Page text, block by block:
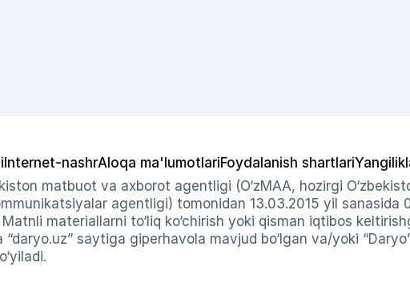
Internet-nashrAloqa ma'lumotlariFoydalanish shartlari
matbuot va axborot agentligi (O‘zMAA, hozirgi
agentligi) tomonidan 13.03.2015 yil
materiallarni to‘liq ko‘chirish yoki qisman iqtibos
saytiga giperhavola mavjud bo‘lgan va/yoki